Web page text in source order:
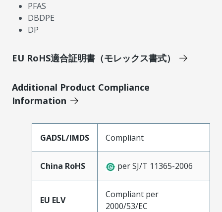
PFAS
DBDPE
DP
EU RoHS適合証明書（モレックス書式）
Additional Product Compliance
Information
GADSL/IMDS Compliant
China RoHS per SJ/T 11365-2006
EU ELV
Compliant per
2000/53/EC